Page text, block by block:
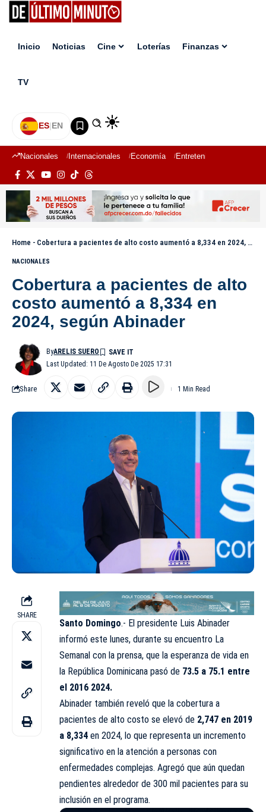
Inicio Noticias Cine Loterías Finanzas
TV
ES|EN
Nacionales Internacionales Economía Entretenimiento
Home - Cobertura a pacientes de alto costo aumentó a 8,334 en 2024, según Abinader
NACIONALES
Cobertura a pacientes de alto
costo aumentó a 8,334 en
2024, según Abinader
Last Updated: 11 De Agosto De 2025 17:31
ByARELIS SUERO
Share 1 Min Read
SHARE
Santo Domingo.- El presidente Luis Abinader
informó este lunes, durante su encuentro La
Semanal con la prensa, que la esperanza de vida en
la República Dominicana pasó de 73.5 a 75.1 entre
el 2016 2024.
Abinader también reveló que la cobertura a
pacientes de alto costo se elevó de 2,747 en 2019
a 8,334 en 2024, lo que representa un incremento
significativo en la atención a personas con
enfermedades complejas. Agregó que aún quedan
pendientes alrededor de 300 mil pacientes para su
inclusión en el programa.